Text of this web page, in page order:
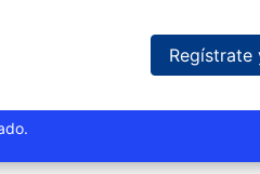
SucursalesRegístrate
y Aire Acondicionado.